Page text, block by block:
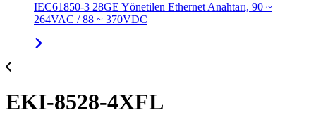
IEC61850-3 28GE Yönetilen Ethernet Anahtarı, 90 ~
264VAC / 88 ~ 370VDC
EKI-8528-4XFL